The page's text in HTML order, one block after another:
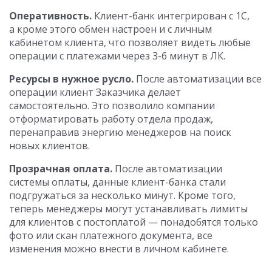
Оперативность. Клиент-банк интегрирован с 1С,
а кроме этого обмен настроен и с личным
кабинетом клиента, что позволяет видеть любые
операции с платежами через 3-6 минут в ЛК.
Ресурсы в нужное русло. После автоматизации все
операции клиент Заказчика делает
самостоятельно. Это позволило компании
отформатировать работу отдела продаж,
перенаправив энергию менеджеров на поиск
новых клиентов.
Прозрачная оплата. После автоматизации
системы оплаты, данные клиент-банка стали
подгружаться за несколько минут. Кроме того,
теперь менеджеры могут устанавливать лимиты
для клиентов с постоплатой — понадобятся только
фото или скан платежного документа, все
изменения можно внести в личном кабинете.